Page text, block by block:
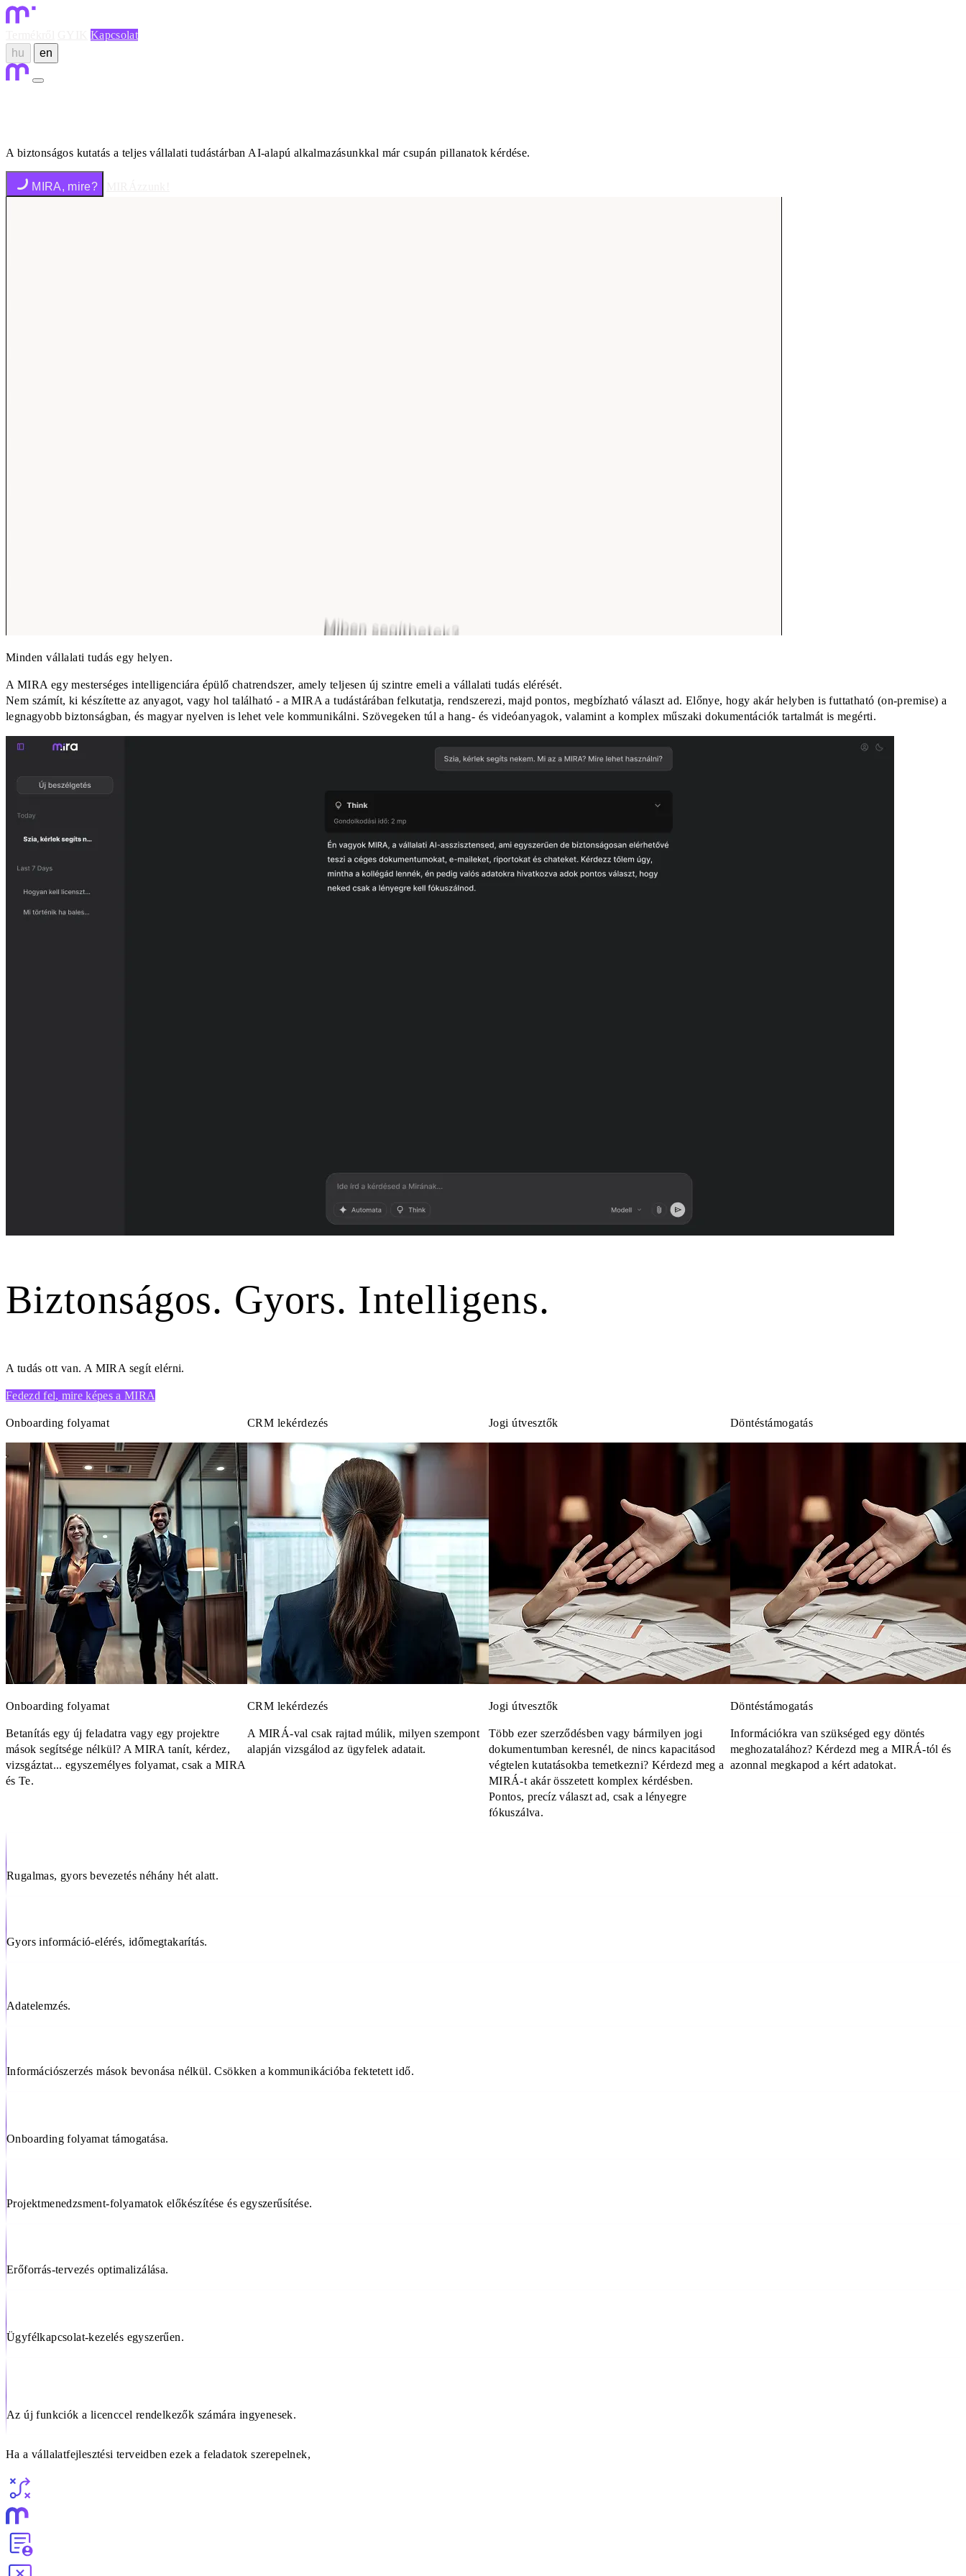
Kapcsolat
hu
en
A biztonságos kutatás a teljes vállalati tudástárban AI-alapú alkalmazásunkkal már csupán pillanatok kérdése.
MIRA, mire?
Minden vállalati tudás egy helyen.
A MIRA egy mesterséges intelligenciára épülő chatrendszer, amely teljesen új szintre emeli a vállalati tudás elérését.
Nem számít, ki készítette az anyagot, vagy hol található - a MIRA a tudástárában felkutatja, rendszerezi, majd pontos, megbízható választ ad. Előnye, hogy akár helyben is futtatható (on-premise) a
legnagyobb biztonságban, és magyar nyelven is lehet vele kommunikálni. Szövegeken túl a hang- és videóanyagok, valamint a komplex műszaki dokumentációk tartalmát is megérti.
Biztonságos. Gyors. Intelligens.
A tudás ott van. A MIRA segít elérni.
Fedezd fel, mire képes a MIRA
Onboarding folyamat
Onboarding folyamat
Betanítás egy új feladatra vagy egy projektre
mások segítsége nélkül? A MIRA tanít, kérdez,
vizsgáztat... egyszemélyes folyamat, csak a MIRA
és Te.
CRM lekérdezés
CRM lekérdezés
A MIRÁ-val csak rajtad múlik, milyen szempont
alapján vizsgálod az ügyfelek adatait.
Jogi útvesztők
Jogi útvesztők
Több ezer szerződésben vagy bármilyen jogi
dokumentumban keresnél, de nincs kapacitásod
végtelen kutatásokba temetkezni? Kérdezd meg a
MIRÁ-t akár összetett komplex kérdésben.
Pontos, precíz választ ad, csak a lényegre
fókuszálva.
Döntéstámogatás
Döntéstámogatás
Információkra van szükséged egy döntés
meghozatalához? Kérdezd meg a MIRÁ-tól és
azonnal megkapod a kért adatokat.
Rugalmas, gyors bevezetés néhány hét alatt.
Gyors információ-elérés, időmegtakarítás.
Adatelemzés.
Információszerzés mások bevonása nélkül. Csökken a kommunikációba fektetett idő.
Onboarding folyamat támogatása.
Projektmenedzsment-folyamatok előkészítése és egyszerűsítése.
Erőforrás-tervezés optimalizálása.
Ügyfélkapcsolat-kezelés egyszerűen.
Az új funkciók a licenccel rendelkezők számára ingyenesek.
Ha a vállalatfejlesztési terveidben ezek a feladatok szerepelnek,